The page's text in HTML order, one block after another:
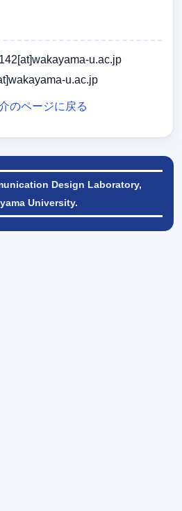
u.ac.jp
u.ac.jp
のページに戻る
Design Laboratory,
University.